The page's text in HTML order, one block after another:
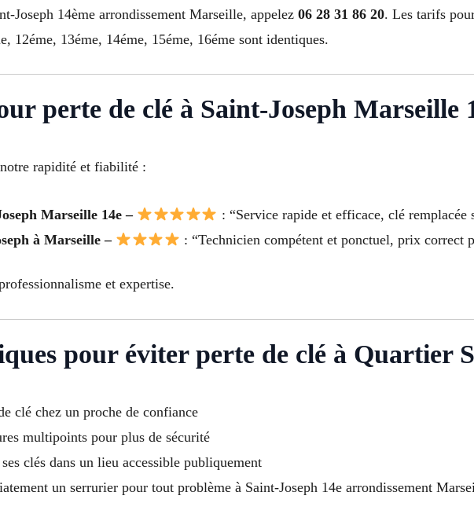
Joseph 14ème arrondissement Marseille, appelez 06 28 31 86 20. Les tarifs
12éme, 13éme, 14éme, 15éme, 16éme sont identiques.
perte de clé à Saint-Joseph Marseille
rapidité et fiabilité :
Marseille 14e –
: “Service rapide et efficace, clé remplacée
à Marseille –
: “Technicien compétent et ponctuel, prix correct
et expertise.
pour éviter perte de clé à Quartier
clé chez un proche de confiance
multipoints pour plus de sécurité
clés dans un lieu accessible publiquement
un serrurier pour tout problème à Saint-Joseph 14e arrondissement